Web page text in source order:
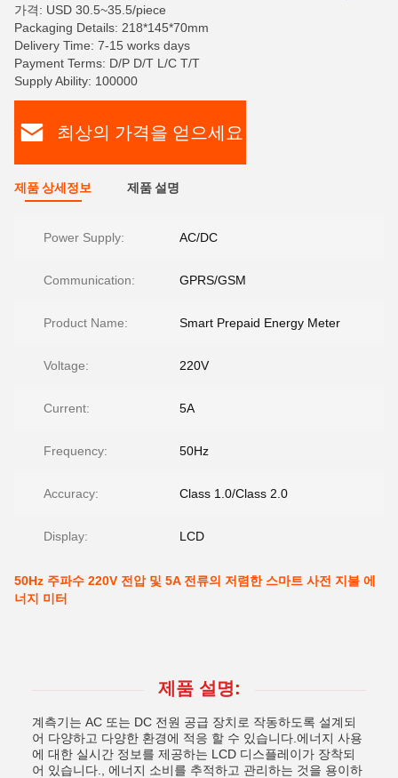
가격: USD 30.5~35.5/piece
Packaging Details: 218*145*70mm
Delivery Time: 7-15 works days
Payment Terms: D/P D/T L/C T/T
Supply Ability: 100000
최상의 가격을 얻으세요
제품 상세정보 제품 설명
Power Supply: AC/DC
Communication: GPRS/GSM
Product Name: Smart Prepaid Energy Meter
Voltage: 220V
Current: 5A
Frequency: 50Hz
Accuracy: Class 1.0/Class 2.0
Display: LCD
50Hz 주파수 220V 전압 및 5A 전류의 저렴한 스마트 사전 지불 에
너지 미터
제품 설명:
계측기는 AC 또는 DC 전원 공급 장치로 작동하도록 설계되
어 다양하고 다양한 환경에 적응 할 수 있습니다.에너지 사용
에 대한 실시간 정보를 제공하는 LCD 디스플레이가 장착되
어 있습니다., 에너지 소비를 추적하고 관리하는 것을 용이하